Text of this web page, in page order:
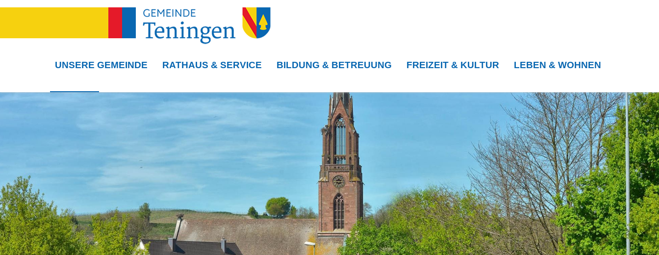
UNSERE GEMEINDE RATHAUS & SERVICE BILDUNG & BETREUUNG FREIZEIT & KULTUR LEBEN & WOHNEN